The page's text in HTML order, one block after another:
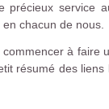
précieux service
chacun de nous.
à faire
résumé des liens